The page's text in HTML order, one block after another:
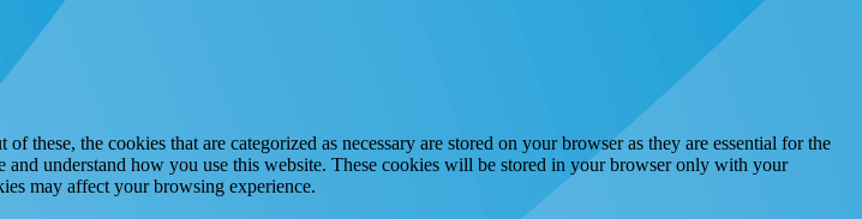
the cookies that are categorized as necessary are stored on your browser as they are essential for the
understand how you use this website. These cookies will be stored in your browser only with your
may affect your browsing experience.